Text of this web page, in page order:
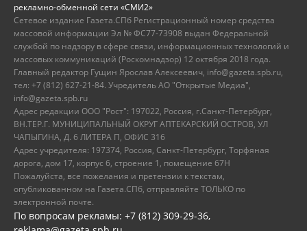
рекламно-обменной сети «СМИ2»
Сетевое издание Газета.СПб Регистрационный номер средства
массовой информации Эл № ФС77-73908 выдан Федеральной
службой по надзору в сфере связи, информационных технологий и
массовых коммуникаций (Роскомнадзор) 12 октября 2018 года.
Главный редактор Гущин Ярослав Алексеевич, info@gazeta.spb.ru,
тел: +7 (812) 627-21-84. Учредитель АО "Открытые Медиа",
info@gazeta.spb.ru
Адрес редакции ООО "Рост": 197022, Россия, г.Санкт-Петербург,
ВН.ТЕР.Г. МУНИЦИПАЛЬНЫЙ ОКРУГ АПТЕКАРСКИЙ ОСТРОВ, УЛ
ЧАПЫГИНА, Д. 6 ЛИТЕРА П, ОФИС 316
Адрес учредителя: 197374, Россия, Санкт-Петербург, Торфяная
дорога, дом 17, корпус 6, строение 1, помещение 67Н
Пожалуйста, все пожелания и претензии к текстам,
опубликованном на Газета.СПб, отправляйте ТОЛЬКО по
электронной почте.
По вопросам рекламы: +7 (812) 309-29-36,